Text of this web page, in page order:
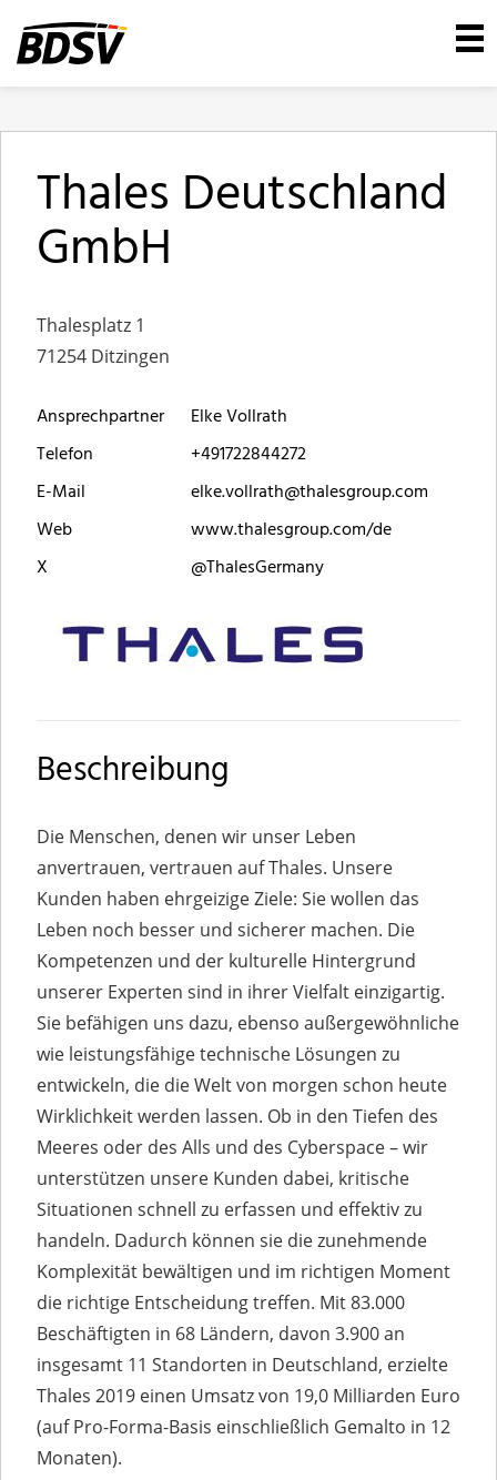
Thales Deutschland
GmbH
Thalesplatz 1
71254 Ditzingen
Ansprechpartner
Elke Vollrath
Telefon
+491722844272
E-Mail
elke.vollrath@thalesgroup.com
Web
www.thalesgroup.com/de
X
@ThalesGermany
Beschreibung
Die Menschen, denen wir unser Leben
anvertrauen, vertrauen auf Thales. Unsere
Kunden haben ehrgeizige Ziele: Sie wollen das
Leben noch besser und sicherer machen. Die
Kompetenzen und der kulturelle Hintergrund
unserer Experten sind in ihrer Vielfalt einzigartig.
Sie befähigen uns dazu, ebenso außergewöhnliche
wie leistungsfähige technische Lösungen zu
entwickeln, die die Welt von morgen schon heute
Wirklichkeit werden lassen. Ob in den Tiefen des
Meeres oder des Alls und des Cyberspace – wir
unterstützen unsere Kunden dabei, kritische
Situationen schnell zu erfassen und effektiv zu
handeln. Dadurch können sie die zunehmende
Komplexität bewältigen und im richtigen Moment
die richtige Entscheidung treffen. Mit 83.000
Beschäftigten in 68 Ländern, davon 3.900 an
insgesamt 11 Standorten in Deutschland, erzielte
Thales 2019 einen Umsatz von 19,0 Milliarden Euro
(auf Pro-Forma-Basis einschließlich Gemalto in 12
Monaten).